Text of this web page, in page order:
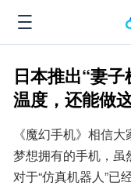
日本推出“妻
温度，还能做
《魔幻手机》相信
梦想拥有的手机，虽
对于“仿真机器人”已